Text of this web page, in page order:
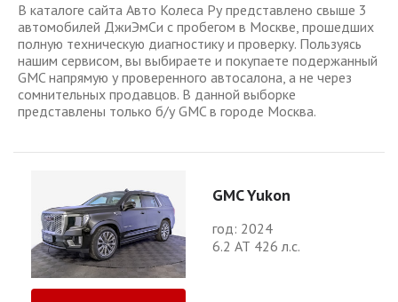
В каталоге сайта Авто Колеса Ру представлено свыше 3
автомобилей ДжиЭмСи с пробегом в Москве, прошедших
полную техническую диагностику и проверку. Пользуясь
нашим сервисом, вы выбираете и покупаете подержанный
GMC напрямую у проверенного автосалона, а не через
сомнительных продавцов. В данной выборке
представлены только б/у GMC в городе Москва.
GMC Yukon
год: 2024
6.2 АТ 426 л.с.